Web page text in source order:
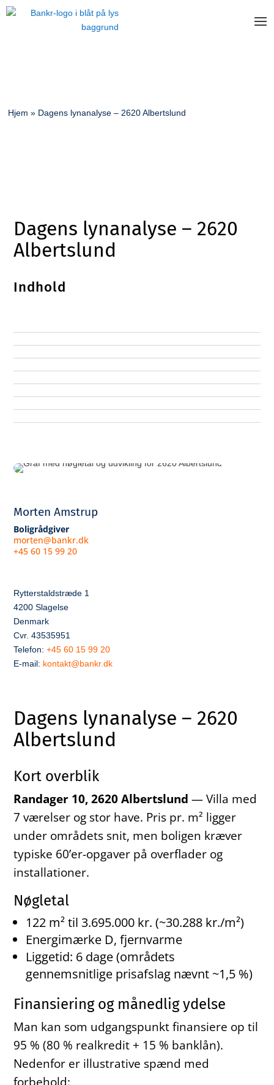
Hjem » Dagens lynanalyse – 2620 Albertslund
Dagens lynanalyse – 2620
Albertslund
Indhold
Morten Amstrup
Boligrådgiver
morten@bankr.dk
+45 60 15 99 20
Rytterstaldstræde 1
4200 Slagelse
Denmark
Cvr. 43535951
Telefon:+45 60 15 99 20
E-mail: kontakt@bankr.dk
Dagens lynanalyse – 2620
Albertslund
Kort overblik
Randager 10, 2620 Albertslund — Villa med
7 værelser og stor have. Pris pr. m² ligger
under områdets snit, men boligen kræver
typiske 60’er-opgaver på overflader og
installationer.
Nøgletal
122 m² til 3.695.000 kr. (~30.288 kr./m²)
Energimærke D, fjernvarme
Liggetid: 6 dage (områdets
gennemsnitlige prisafslag nævnt ~1,5 %)
Finansiering og månedlig ydelse
Man kan som udgangspunkt finansiere op til
95 % (80 % realkredit + 15 % banklån).
Nedenfor er illustrative spænd med